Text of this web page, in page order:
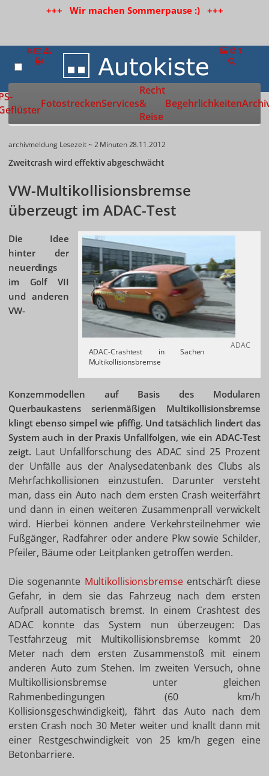
+++ Wir machen Sommerpause :) +++
Zur Startseite
FotostreckenServices
Recht
&
Reise
Begehrlichkeiten
archivmeldung Lesezeit ~ 2 Minuten28.11.2012
Zweitcrash wird effektiv abgeschwächt
VW-Multikollisionsbremse
überzeugt im ADAC-Test
ADAC
ADAC-Crashtest in Sachen
Multikollisionsbremse
Die Idee
hinter der
neuerdings
im Golf VII
und anderen
VW-
Konzernmodellen auf Basis des Modularen
Querbaukastens serienmäßigen Multikollisionsbremse
klingt ebenso simpel wie pfiffig. Und tatsächlich lindert das
System auch in der Praxis Unfallfolgen, wie ein ADAC-Test
zeigt. Laut Unfallforschung des ADAC sind 25 Prozent
der Unfälle aus der Analysedatenbank des Clubs als
Mehrfachkollisionen einzustufen. Darunter versteht
man, dass ein Auto nach dem ersten Crash weiterfährt
und dann in einen weiteren Zusammenprall verwickelt
wird. Hierbei können andere Verkehrsteilnehmer wie
Fußgänger, Radfahrer oder andere Pkw sowie Schilder,
Pfeiler, Bäume oder Leitplanken getroffen werden.
Die sogenannte Multikollisionsbremseentschärft diese
Gefahr, in dem sie das Fahrzeug nach dem ersten
Aufprall automatisch bremst. In einem Crashtest des
ADAC konnte das System nun überzeugen: Das
Testfahrzeug mit Multikollisionsbremse kommt 20
Meter nach dem ersten Zusammenstoß mit einem
anderen Auto zum Stehen. Im zweiten Versuch, ohne
Multikollisionsbremse unter gleichen
Rahmenbedingungen (60 km/h
Kollisionsgeschwindigkeit), fährt das Auto nach dem
ersten Crash noch 30 Meter weiter und knallt dann mit
einer Restgeschwindigkeit von 25 km/h gegen eine
Betonbarriere.